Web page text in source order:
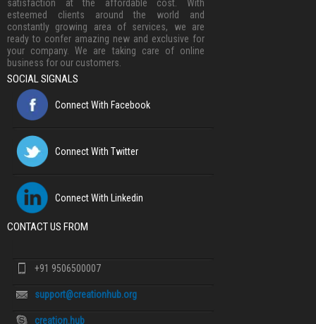
satisfaction at the affordable cost. With
esteemed clients around the world and
constantly growing area of services, we are
ready to confer amazing new and exclusive for
your company. We are taking care of online
business for our customers.
SOCIAL SIGNALS
Connect With Facebook
Connect With Twitter
Connect With Linkedin
CONTACT US FROM
+91 9506500007
support@creationhub.org
creation.hub